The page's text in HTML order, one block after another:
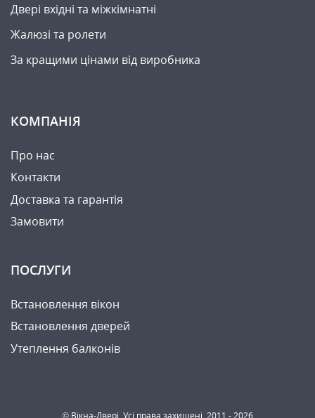
Двері вхідні та міжкімнатні
Жалюзі та ролети
За кращими цінами від виробника
КОМПАНІЯ
Про нас
Контакти
Доставка та гарантія
Замовити
ПОСЛУГИ
Встановлення вікон
Встановлення дверей
Утеплення балконів
© Вікна-Двері. Усі права захищені. 2011 - 2026